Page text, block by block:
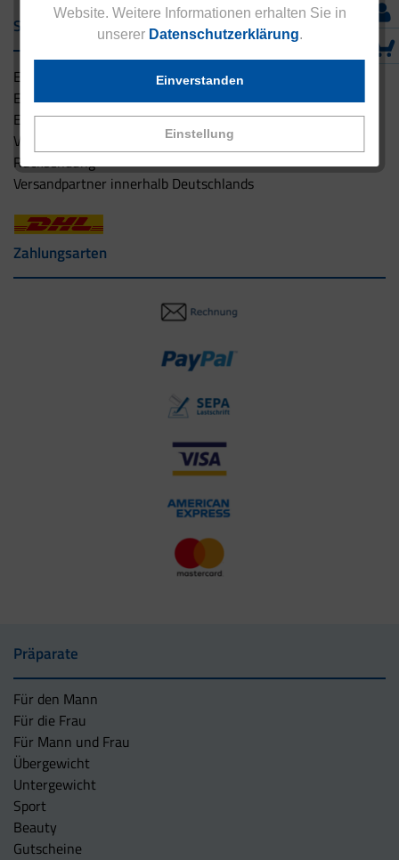
Website. Weitere Informationen erhalten Sie in
unserer Datenschutzerklärung.
Einstellung
Einverstanden
Service & Versand
Eucell Gesundheitsservice
Eucell Ernährungscoach
Eucell Fitness Coach
Versandbedingungen
Rücksendung
Versandpartner innerhalb Deutschlands
Zahlungsarten
Präparate
Für den Mann
Für die Frau
Für Mann und Frau
Übergewicht
Untergewicht
Sport
Beauty
Gutscheine